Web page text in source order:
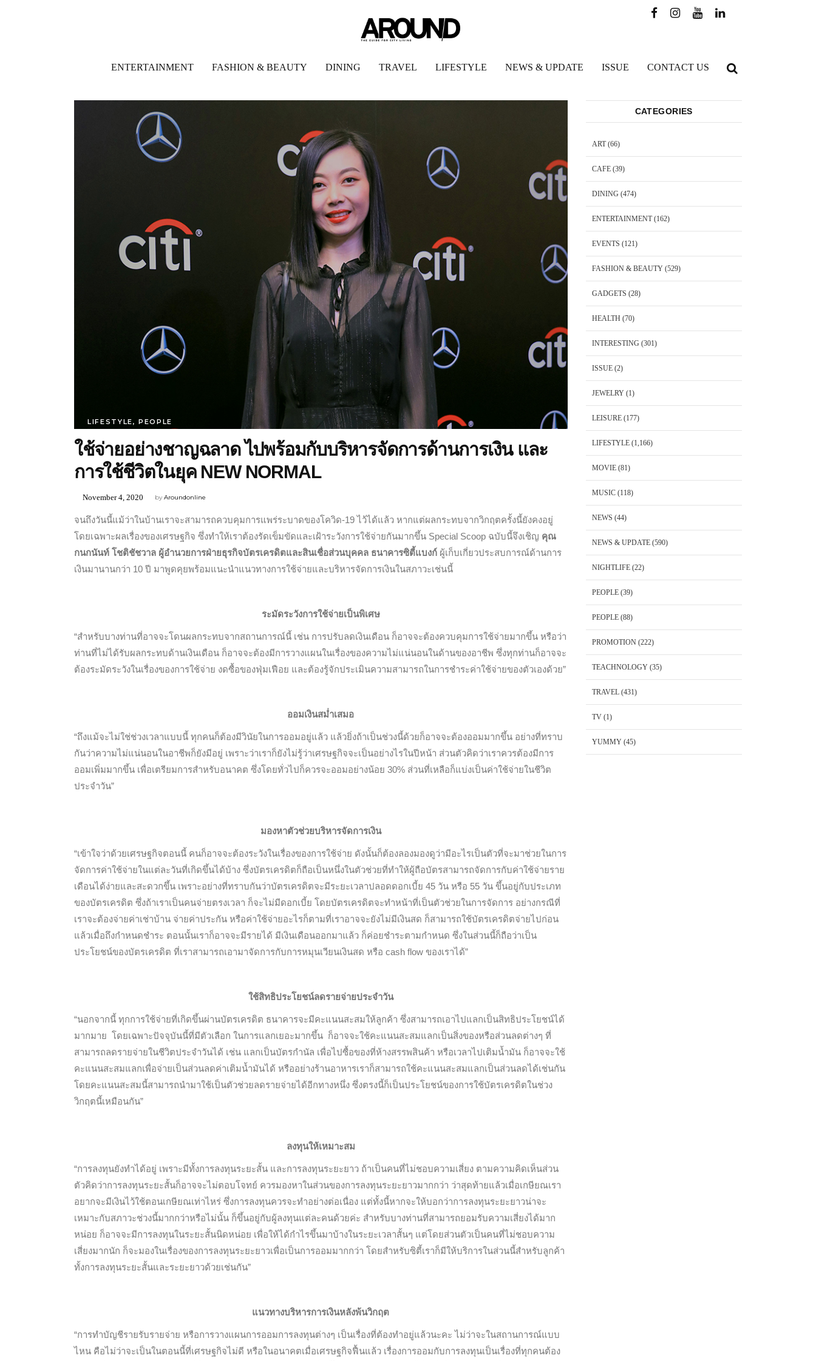
ENTERTAINMENT FASHION & BEAUTY DINING TRAVEL LIFESTYLE NEWS & UPDATE ISSUE CONTACT US
LIFESTYLE,PEOPLE
ใช้จ่ายอย่างชาญฉลาด ไปพร้อมกับบริหารจัดการด้านการเงิน และ
การใช้ชีวิตในยุค NEW NORMAL
byAroundonline
November 4, 2020
จนถึงวันนี้แม้ว่าในบ้านเราจะสามารถควบคุมการแพร่ระบาดของโควิด-19 ไว้ได้แล้ว หากแต่ผลกระทบจากวิกฤตครั้งนี้ยังคงอยู่
โดยเฉพาะผลเรื่องของเศรษฐกิจ ซึ่งทำให้เราต้องรัดเข็มขัดและเฝ้าระวังการใช้จ่ายกันมากขึ้น Special Scoop ฉบับนี้จึงเชิญ คุณ
กนกนันท์ โชติชัชวาล ผู้อำนวยการฝ่ายธุรกิจบัตรเครดิตและสินเชื่อส่วนบุคคล ธนาคารซิตี้แบงก์ ผู้เก็บเกี่ยวประสบการณ์ด้านการ
เงินมานานกว่า 10 ปี มาพูดคุยพร้อมแนะนำแนวทางการใช้จ่ายและบริหารจัดการเงินในสภาวะเช่นนี้
ระมัดระวังการใช้จ่ายเป็นพิเศษ
“สำหรับบางท่านที่อาจจะโดนผลกระทบจากสถานการณ์นี้ เช่น การปรับลดเงินเดือน ก็อาจจะต้องควบคุมการใช้จ่ายมากขึ้น หรือว่า
ท่านที่ไม่ได้รับผลกระทบด้านเงินเดือน ก็อาจจะต้องมีการวางแผนในเรื่องของความไม่แน่นอนในด้านของอาชีพ ซึ่งทุกท่านก็อาจจะ
ต้องระมัดระวังในเรื่องของการใช้จ่าย งดซื้อของฟุ่มเฟือย และต้องรู้จักประเมินความสามารถในการชำระค่าใช้จ่ายของตัวเองด้วย”
ออมเงินสม่ำเสมอ
“ถึงแม้จะไม่ใช่ช่วงเวลาแบบนี้ ทุกคนก็ต้องมีวินัยในการออมอยู่แล้ว แล้วยิ่งถ้าเป็นช่วงนี้ด้วยก็อาจจะต้องออมมากขึ้น อย่างที่ทราบ
กันว่าความไม่แน่นอนในอาชีพก็ยังมีอยู่ เพราะว่าเราก็ยังไม่รู้ว่าเศรษฐกิจจะเป็นอย่างไรในปีหน้า ส่วนตัวคิดว่าเราควรต้องมีการ
ออมเพิ่มมากขึ้น เพื่อเตรียมการสำหรับอนาคต ซึ่งโดยทั่วไปก็ควรจะออมอย่างน้อย 30% ส่วนที่เหลือก็แบ่งเป็นค่าใช้จ่ายในชีวิต
ประจำวัน”
มองหาตัวช่วยบริหารจัดการเงิน
“เข้าใจว่าด้วยเศรษฐกิจตอนนี้ คนก็อาจจะต้องระวังในเรื่องของการใช้จ่าย ดังนั้นก็ต้องลองมองดูว่ามีอะไรเป็นตัวที่จะมาช่วยในการ
จัดการค่าใช้จ่ายในแต่ละวันที่เกิดขึ้นได้บ้าง ซึ่งบัตรเครดิตก็ถือเป็นหนึ่งในตัวช่วยที่ทำให้ผู้ถือบัตรสามารถจัดการกับค่าใช้จ่ายราย
เดือนได้ง่ายและสะดวกขึ้น เพราะอย่างที่ทราบกันว่าบัตรเครดิตจะมีระยะเวลาปลอดดอกเบี้ย 45 วัน หรือ 55 วัน ขึ้นอยู่กับประเภท
ของบัตรเครดิต ซึ่งถ้าเราเป็นคนจ่ายตรงเวลา ก็จะไม่มีดอกเบี้ย โดยบัตรเครดิตจะทำหน้าที่เป็นตัวช่วยในการจัดการ อย่างกรณีที่
เราจะต้องจ่ายค่าเช่าบ้าน จ่ายค่าประกัน หรือค่าใช้จ่ายอะไรก็ตามที่เราอาจจะยังไม่มีเงินสด ก็สามารถใช้บัตรเครดิตจ่ายไปก่อน
แล้วเมื่อถึงกำหนดชำระ ตอนนั้นเราก็อาจจะมีรายได้ มีเงินเดือนออกมาแล้ว ก็ค่อยชำระตามกำหนด ซึ่งในส่วนนี้ก็ถือว่าเป็น
ประโยชน์ของบัตรเครดิต ที่เราสามารถเอามาจัดการกับการหมุนเวียนเงินสด หรือ cash flow ของเราได้”
ใช้สิทธิประโยชน์ลดรายจ่ายประจำวัน
“นอกจากนี้ ทุกการใช้จ่ายที่เกิดขึ้นผ่านบัตรเครดิต ธนาคารจะมีคะแนนสะสมให้ลูกค้า ซึ่งสามารถเอาไปแลกเป็นสิทธิประโยชน์ได้
มากมาย โดยเฉพาะปัจจุบันนี้ที่มีตัวเลือก ในการแลกเยอะมากขึ้น ก็อาจจะใช้คะแนนสะสมแลกเป็นสิ่งของหรือส่วนลดต่างๆ ที่
สามารถลดรายจ่ายในชีวิตประจำวันได้ เช่น แลกเป็นบัตรกำนัล เพื่อไปซื้อของที่ห้างสรรพสินค้า หรือเวลาไปเติมน้ำมัน ก็อาจจะใช้
คะแนนสะสมแลกเพื่อจ่ายเป็นส่วนลดค่าเติมน้ำมันได้ หรืออย่างร้านอาหารเราก็สามารถใช้คะแนนสะสมแลกเป็นส่วนลดได้เช่นกัน
โดยคะแนนสะสมนี้สามารถนำมาใช้เป็นตัวช่วยลดรายจ่ายได้อีกทางหนึ่ง ซึ่งตรงนี้ก็เป็นประโยชน์ของการใช้บัตรเครดิตในช่วง
วิกฤตนี้เหมือนกัน”
ลงทุนให้เหมาะสม
“การลงทุนยังทำได้อยู่ เพราะมีทั้งการลงทุนระยะสั้น และการลงทุนระยะยาว ถ้าเป็นคนที่ไม่ชอบความเสี่ยง ตามความคิดเห็นส่วน
ตัวคิดว่าการลงทุนระยะสั้นก็อาจจะไม่ตอบโจทย์ ควรมองหาในส่วนของการลงทุนระยะยาวมากกว่า ว่าสุดท้ายแล้วเมื่อเกษียณเรา
อยากจะมีเงินไว้ใช้ตอนเกษียณเท่าไหร่ ซึ่งการลงทุนควรจะทำอย่างต่อเนื่อง แต่ทั้งนี้หากจะให้บอกว่าการลงทุนระยะยาวน่าจะ
เหมาะกับสภาวะช่วงนี้มากกว่าหรือไม่นั้น ก็ขึ้นอยู่กับผู้ลงทุนแต่ละคนด้วยค่ะ สำหรับบางท่านที่สามารถยอมรับความเสี่ยงได้มาก
หน่อย ก็อาจจะมีการลงทุนในระยะสั้นนิดหน่อย เพื่อให้ได้กำไรขึ้นมาบ้างในระยะเวลาสั้นๆ แต่โดยส่วนตัวเป็นคนที่ไม่ชอบความ
เสี่ยงมากนัก ก็จะมองในเรื่องของการลงทุนระยะยาวเพื่อเป็นการออมมากกว่า โดยสำหรับซิตี้เราก็มีให้บริการในส่วนนี้สำหรับลูกค้า
ทั้งการลงทุนระยะสั้นและระยะยาวด้วยเช่นกัน”
แนวทางบริหารการเงินหลังพ้นวิกฤต
“การทำบัญชีรายรับรายจ่าย หรือการวางแผนการออมการลงทุนต่างๆ เป็นเรื่องที่ต้องทำอยู่แล้วนะคะ ไม่ว่าจะในสถานการณ์แบบ
ไหน คือไม่ว่าจะเป็นในตอนนี้ที่เศรษฐกิจไม่ดี หรือในอนาคตเมื่อเศรษฐกิจฟื้นแล้ว เรื่องการออมกับการลงทุนเป็นเรื่องที่ทุกคนต้อง
CATEGORIES
ART(66)
CAFE(39)
DINING (474)
ENTERTAINMENT(162)
EVENTS (121)
FASHION & BEAUTY(529)
GADGETS (28)
HEALTH (70)
INTERESTING (301)
ISSUE(2)
JEWELRY(1)
LEISURE(177)
LIFESTYLE(1,166)
MOVIE(81)
MUSIC(118)
NEWS (44)
NEWS & UPDATE(590)
NIGHTLIFE(22)
PEOPLE(39)
PEOPLE(88)
PROMOTION(222)
TEACHNOLOGY(35)
TRAVEL(431)
TV(1)
YUMMY(45)